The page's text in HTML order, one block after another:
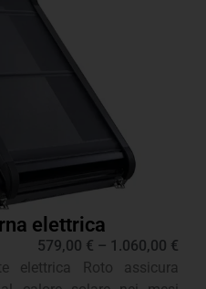
elettrica
579,00 € – 1.060,00 €
elettrica Roto assicura